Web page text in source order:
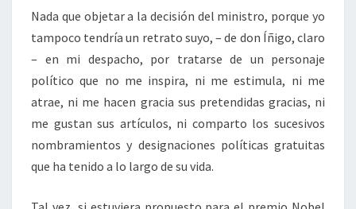
Nada que objetar a la decisión del ministro, porque yo
tampoco tendría un retrato suyo, – de don Íñigo, claro
– en mi despacho, por tratarse de un personaje
político que no me inspira, ni me estimula, ni me
atrae, ni me hacen gracia sus pretendidas gracias, ni
me gustan sus artículos, ni comparto los sucesivos
nombramientos y designaciones políticas gratuitas
que ha tenido a lo largo de su vida.